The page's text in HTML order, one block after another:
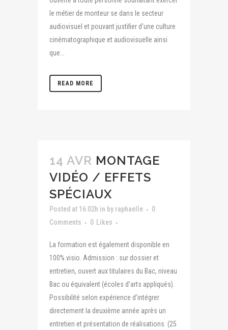
le métier de monteur·se dans le secteur
audiovisuel et pouvant justifier d'une culture
cinématographique et audiovisuelle ainsi
que...
READ MORE
14 AVR MONTAGE
VIDÉO / EFFETS
SPÉCIAUX
Posted at 16:02h in by raphaelle
0
Comments
0 Likes
La formation est également disponible en
100% visio. Admission : sur dossier et
entretien, ouvert aux titulaires du Bac, niveau
Bac ou équivalent (écoles d’arts appliqués).
Possibilité selon expérience d’intégrer
directement la deuxième année après un
entretien et présentation de réalisations (25